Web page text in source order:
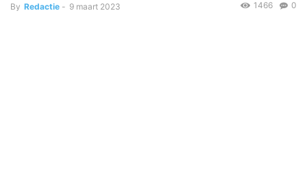
By Redactie - 9 maart 2023 0
1466